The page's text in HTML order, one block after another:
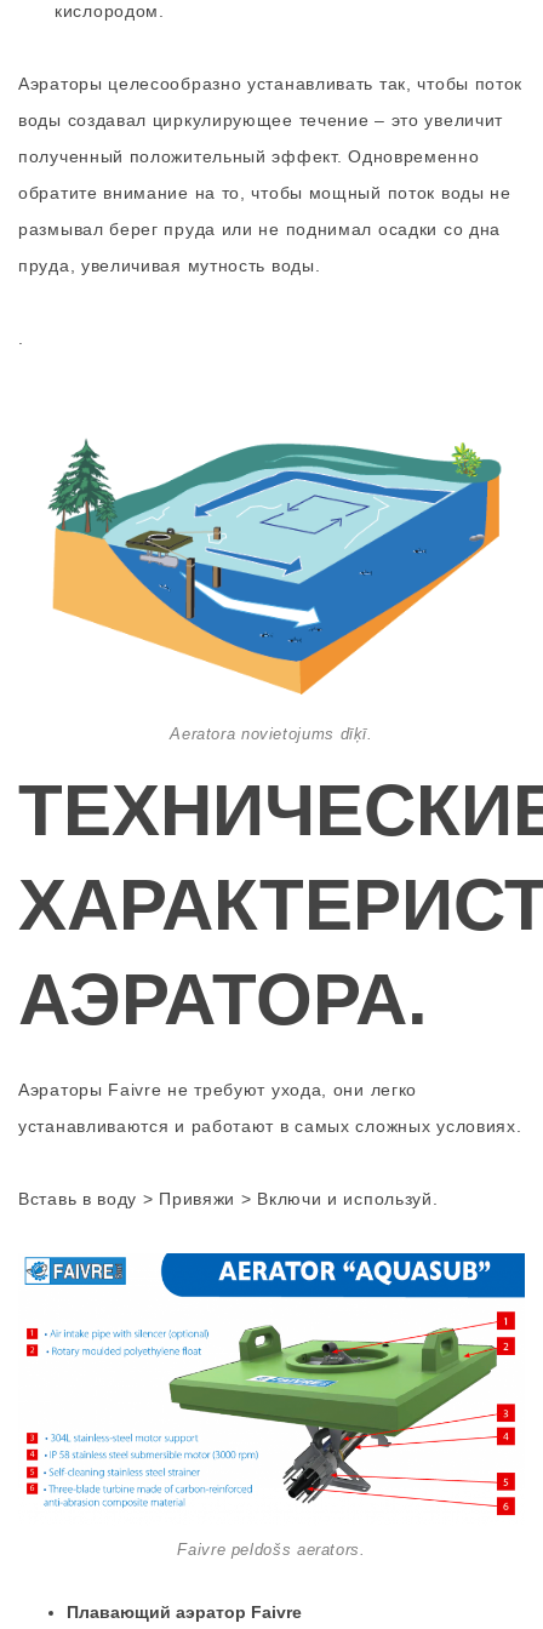
кислородом.
Аэраторы целесообразно устанавливать так, чтобы поток
воды создавал циркулирующее течение – это увеличит
полученный положительный эффект. Одновременно
обратите внимание на то, чтобы мощный поток воды не
размывал берег пруда или не поднимал осадки со дна
пруда, увеличивая мутность воды.
Aeratora novietojums dīķī.
АЭРАТОРА.
Аэраторы Faivre не требуют ухода, они легко
устанавливаются и работают в самых сложных условиях.
Вставь в воду > Привяжи > Включи и используй.
Faivre peldošs aerators.
Плавающий аэратор Faivre